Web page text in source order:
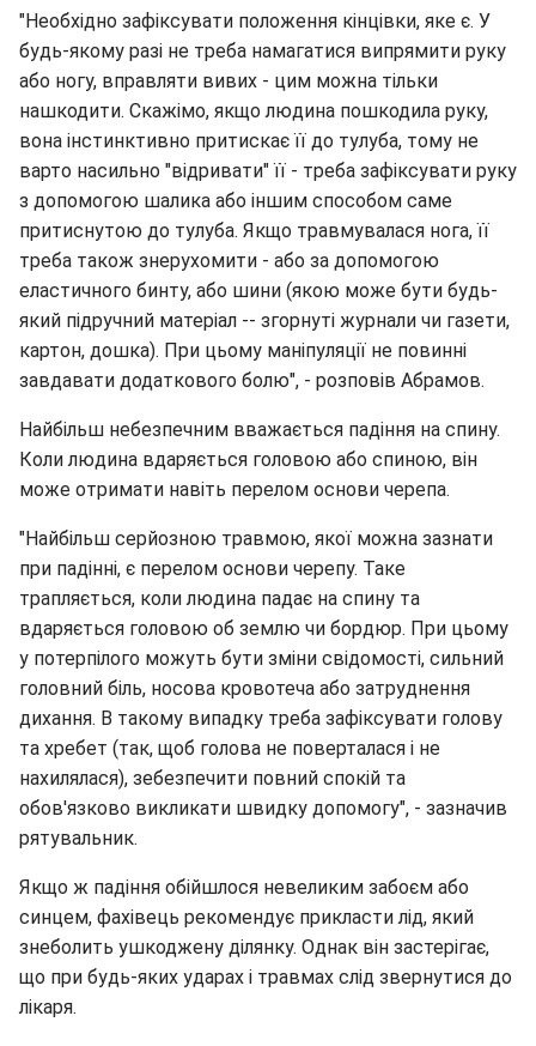
"Необхідно зафіксувати положення кінцівки, яке є. У
будь-якому разі не треба намагатися випрямити руку
або ногу, вправляти вивих - цим можна тільки
нашкодити. Скажімо, якщо людина пошкодила руку,
вона інстинктивно притискає її до тулуба, тому не
варто насильно "відривати" її - треба зафіксувати руку
з допомогою шалика або іншим способом саме
притиснутою до тулуба. Якщо травмувалася нога, її
треба також знерухомити - або за допомогою
еластичного бинту, або шини (якою може бути будь-
який пiдручний матерiал -- згорнутi журнали чи газети,
картон, дошка). При цьому манiпуляцiї не повиннi
завдавати додаткового болю", - розповів Абрамов.
Найбільш небезпечним вважається падіння на спину.
Коли людина вдаряється головою або спиною, він
може отримати навіть перелом основи черепа.
"Найбiльш серйозною травмою, якої можна зазнати
при падiннi, є перелом основи черепу. Таке
трапляється, коли людина падає на спину та
вдаряється головою об землю чи бордюр. При цьому
у потерпiлого можуть бути змiни свiдомостi, сильний
головний бiль, носова кровотеча або затруднення
дихання. В такому випадку треба зафiксувати голову
та хребет (так, щоб голова не поверталася i не
нахилялася), зебезпечити повний спокiй та
обов'язково викликати швидку допомогу", - зазначив
рятувальник.
Якщо ж падіння обійшлося невеликим забоєм або
синцем, фахівець рекомендує прикласти лід, який
знеболить ушкоджену ділянку. Однак він застерігає,
що при будь-яких ударах і травмах слід звернутися до
лікаря.